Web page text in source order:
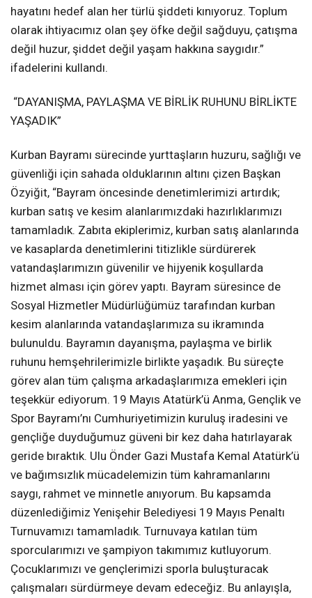
hayatını hedef alan her türlü şiddeti kınıyoruz. Toplum
olarak ihtiyacımız olan şey öfke değil sağduyu, çatışma
değil huzur, şiddet değil yaşam hakkına saygıdır.”
ifadelerini kullandı.
“DAYANIŞMA, PAYLAŞMA VE BİRLİK RUHUNU BİRLİKTE
YAŞADIK”
Kurban Bayramı sürecinde yurttaşların huzuru, sağlığı ve
güvenliği için sahada olduklarının altını çizen Başkan
Özyiğit, “Bayram öncesinde denetimlerimizi artırdık;
kurban satış ve kesim alanlarımızdaki hazırlıklarımızı
tamamladık. Zabıta ekiplerimiz, kurban satış alanlarında
ve kasaplarda denetimlerini titizlikle sürdürerek
vatandaşlarımızın güvenilir ve hijyenik koşullarda
hizmet alması için görev yaptı. Bayram süresince de
Sosyal Hizmetler Müdürlüğümüz tarafından kurban
kesim alanlarında vatandaşlarımıza su ikramında
bulunuldu. Bayramın dayanışma, paylaşma ve birlik
ruhunu hemşehrilerimizle birlikte yaşadık. Bu süreçte
görev alan tüm çalışma arkadaşlarımıza emekleri için
teşekkür ediyorum. 19 Mayıs Atatürk’ü Anma, Gençlik ve
Spor Bayramı’nı Cumhuriyetimizin kuruluş iradesini ve
gençliğe duyduğumuz güveni bir kez daha hatırlayarak
geride bıraktık. Ulu Önder Gazi Mustafa Kemal Atatürk’ü
ve bağımsızlık mücadelemizin tüm kahramanlarını
saygı, rahmet ve minnetle anıyorum. Bu kapsamda
düzenlediğimiz Yenişehir Belediyesi 19 Mayıs Penaltı
Turnuvamızı tamamladık. Turnuvaya katılan tüm
sporcularımızı ve şampiyon takımımız kutluyorum.
Çocuklarımızı ve gençlerimizi sporla buluşturacak
çalışmaları sürdürmeye devam edeceğiz. Bu anlayışla,